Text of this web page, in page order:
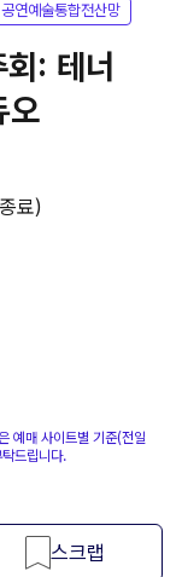
공연예술통합전산망
: 테너
오
료)
예매 사이트별 기준(전일
드립니다.
스크랩